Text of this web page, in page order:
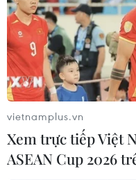
TIN CÙNG
Naver và NVIDIA
“Nhà máy AI,”
từ năm 2027
07/08/2026 13:01
Sân chơi học đường
rèn kỹ năng sống
vietnamplus.vn
Xem trực tiếp Việt
ASEAN Cup 2026